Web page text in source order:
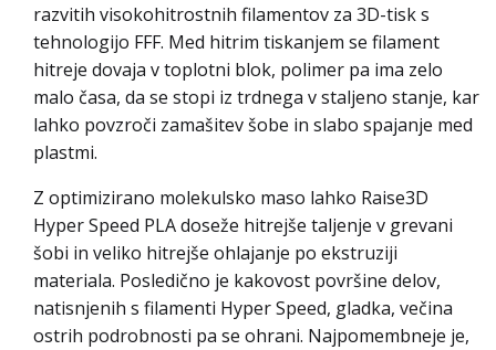
razvitih visokohitrostnih filamentov za 3D-tisk s
tehnologijo FFF. Med hitrim tiskanjem se filament
hitreje dovaja v toplotni blok, polimer pa ima zelo
malo časa, da se stopi iz trdnega v staljeno stanje, kar
lahko povzroči zamašitev šobe in slabo spajanje med
plastmi.
Z optimizirano molekulsko maso lahko Raise3D
Hyper Speed PLA doseže hitrejše taljenje v grevani
šobi in veliko hitrejše ohlajanje po ekstruziji
materiala. Posledično je kakovost površine delov,
natisnjenih s filamenti Hyper Speed, gladka, večina
ostrih podrobnosti pa se ohrani. Najpomembneje je,